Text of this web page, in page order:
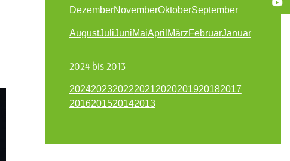
DezemberNovemberOktoberSeptember
AugustJuliJuniMaiApril MärzFebruarJanuar
2024 bis 2013
20242023202220212020201920182017
2016201520142013